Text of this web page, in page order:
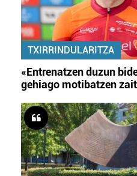
TXIRRINDULARITZA
«Entrenatzen duzun
gehiago motibatzen